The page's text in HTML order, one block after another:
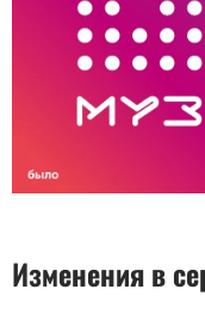
Изменения в